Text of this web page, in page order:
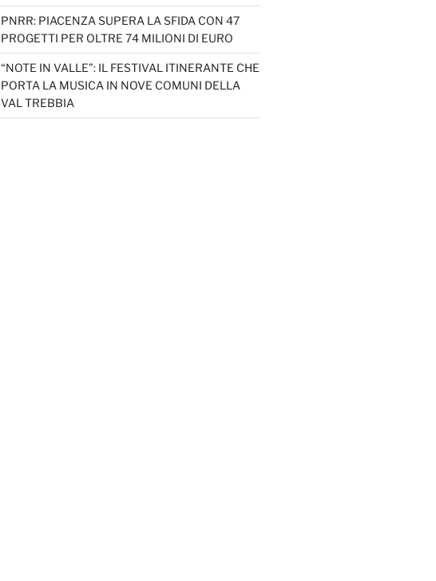
PNRR: PIACENZA SUPERA LA SFIDA CON 47
PROGETTI PER OLTRE 74 MILIONI DI EURO
“NOTE IN VALLE”: IL FESTIVAL ITINERANTE CHE
PORTA LA MUSICA IN NOVE COMUNI DELLA
VAL TREBBIA